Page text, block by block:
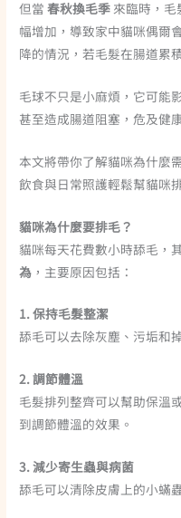
但當春秋換毛季 來臨時，
幅增加，導致家中貓咪偶爾
降的情況，若毛髮在腸道累
毛球不只是小麻煩，它可能
甚至造成腸道阻塞，危及健
本文將帶你了解貓咪為什麼
飲食與日常照護輕鬆幫貓咪
貓咪為什麼要排毛？
貓咪每天花費數小時舔毛，
為 ，主要原因包括：
1. 保持毛髮整潔
舔毛可以去除灰塵、污垢和
2. 調節體溫
毛髮排列整齊可以幫助保溫
到調節體溫的效果。
3. 減少寄生蟲與病菌
舔毛可以清除皮膚上的小蟎